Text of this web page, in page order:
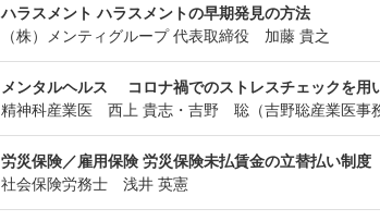
ハラスメント ハラスメントの早期発見の方法
（株）メンティグループ 代表取締役 加藤 貴之
メンタルヘルス コロナ禍でのストレスチェックを用
精神科産業医 西上 貴志・吉野 聡（吉野聡産業医事務
労災保険／雇用保険 労災保険未払賃金の立替払い制度
社会保険労務士 浅井 英憲